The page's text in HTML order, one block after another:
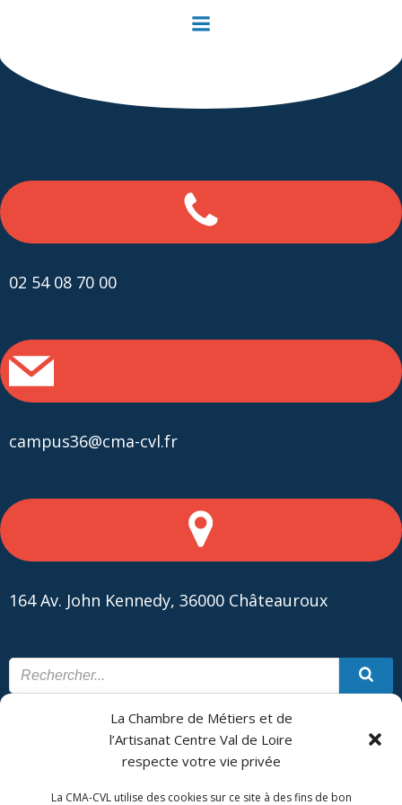
La Chambre de Métiers et de
l’Artisanat Centre Val de Loire
respecte votre vie privée
La CMA-CVL utilise des cookies sur ce site à des fins de bon
au
02 54 08 70 00
campus36@cma-cvl.fr
164 Av. John Kennedy, 36000 Châteauroux
CONTACT PLAN DU SITE
CMA Formation - Châteauroux est géré par la Chambre de
Métiers et de l'Artisanat Centre Val de Loire.